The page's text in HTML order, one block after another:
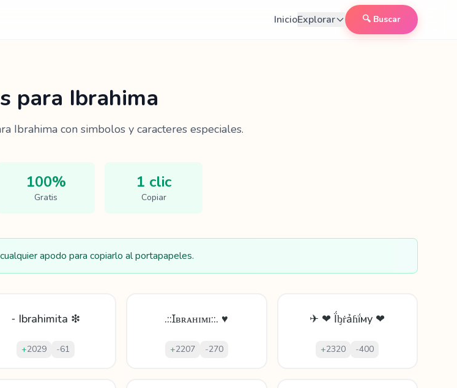
InicioExplorar 🔍 Buscar
para Ibrahima
Ibrahima con simbolos y caracteres especiales.
100%
Gratis
1 clic
Copiar
apodo para copiarlo al portapapeles.
⁃ Ibrahimita ❇
+2029 -61
.::Ɪʙʀᴀʜɪᴍɪ::. ♥
+2207 -270
✈ ❤ Ḯᶀṙảɦḯмy ❤
+2320 -400